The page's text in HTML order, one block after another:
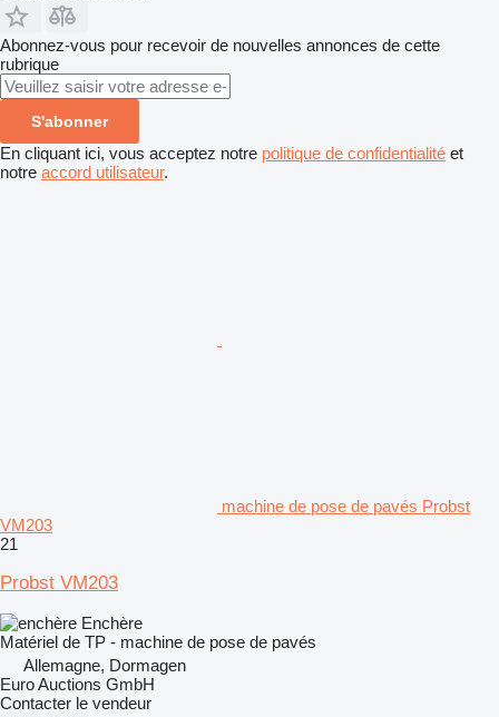
Abonnez-vous pour recevoir de nouvelles annonces de cette
rubrique
S'abonner
En cliquant ici, vous acceptez notre politique de confidentialité et
notre accord utilisateur.
machine de pose de pavés Probst
VM203
21
Probst VM203
Enchère
Matériel de TP - machine de pose de pavés
Allemagne, Dormagen
Euro Auctions GmbH
Contacter le vendeur